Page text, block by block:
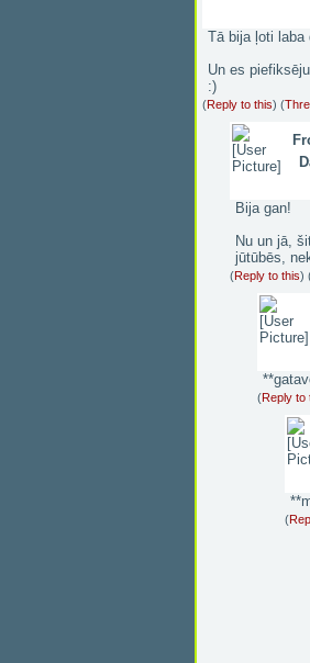
Tā bija ļoti laba
Un es
:)
(Reply to this) (
Bija gan!
Nu un jā,
jūtūbēs,
(Reply to this)
(Reply to
(